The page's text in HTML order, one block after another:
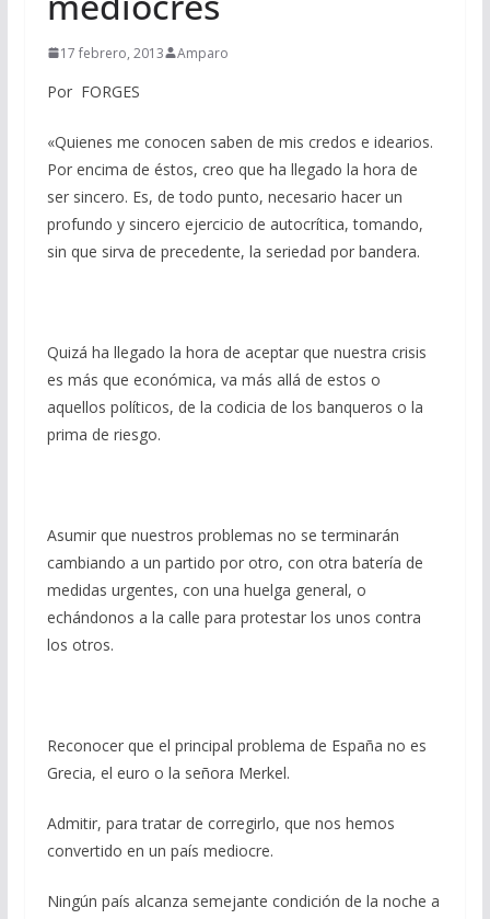
17 febrero, 2013 Amparo
Por FORGES
«Quienes me conocen saben de mis credos e idearios.
Por encima de éstos, creo que ha llegado la hora de
ser sincero. Es, de todo punto, necesario hacer un
profundo y sincero ejercicio de autocrítica, tomando,
sin que sirva de precedente, la seriedad por bandera.
Quizá ha llegado la hora de aceptar que nuestra crisis
es más que económica, va más allá de estos o
aquellos políticos, de la codicia de los banqueros o la
prima de riesgo.
Asumir que nuestros problemas no se terminarán
cambiando a un partido por otro, con otra batería de
medidas urgentes, con una huelga general, o
echándonos a la calle para protestar los unos contra
los otros.
Reconocer que el principal problema de España no es
Grecia, el euro o la señora Merkel.
Admitir, para tratar de corregirlo, que nos hemos
convertido en un país mediocre.
Ningún país alcanza semejante condición de la noche a